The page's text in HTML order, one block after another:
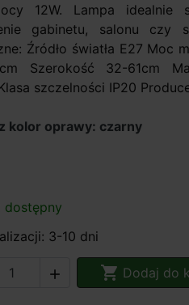
12W. Lampa idealnie
gabinetu, salonu czy
Źródło światła E27 Moc
Szerokość 32-61cm
szczelności IP20
kolor oprawy: czarny
dostępny
3-10 dni
  Dodaj do